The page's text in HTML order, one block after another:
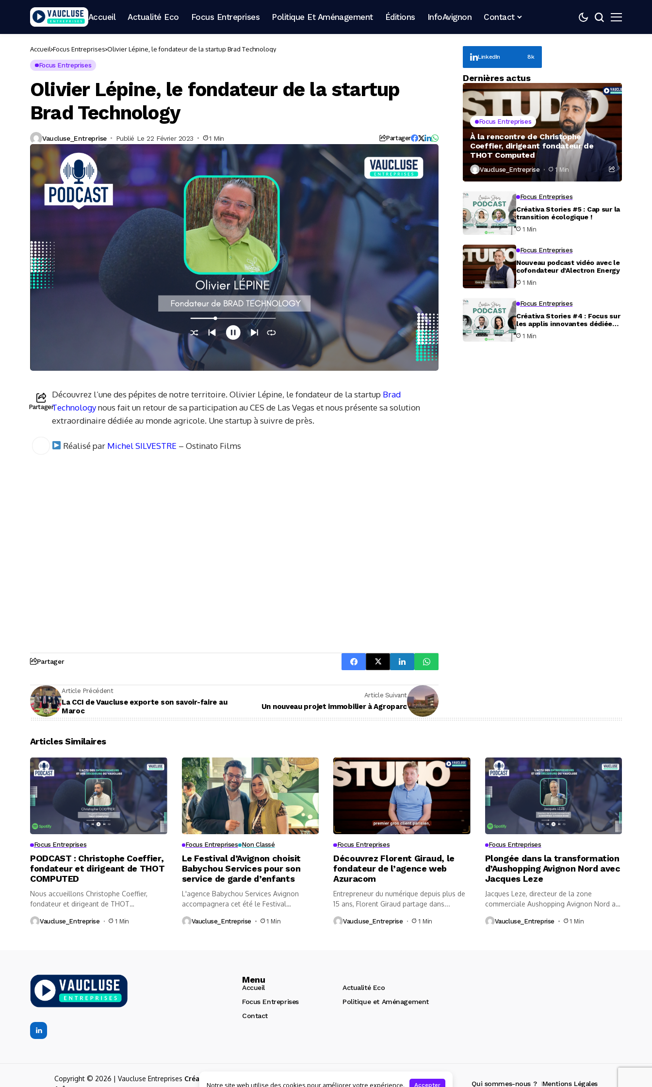
Accueil Actualité Eco Focus Entreprises Politique Et Aménagement Éditions InfoAvignon Contact
Accueil Focus Entreprises Olivier Lépine, le fondateur de la startup Brad Technology
Focus Entreprises
Olivier Lépine, le fondateur de la startup
Brad Technology
Vaucluse_Entreprise Publié Le 22 Février 2023 1 Min Partager
Partager
Découvrez l’une des pépites de notre territoire. Olivier Lépine, le fondateur de la startup Brad
Technologynous fait un retour de sa participation au CES de Las Vegas et nous présente sa solution
extraordinaire dédiée au monde agricole. Une startup à suivre de près.
Réalisé par Michel SILVESTRE – Ostinato Films
Partager
Article Précédent
La CCI de Vaucluse exporte son savoir-faire au
Maroc
Article Suivant
Un nouveau projet immobilier à Agroparc
LinkedIn 8k
Dernières actus
Focus Entreprises
À la rencontre de Christophe
Coeffier, dirigeant fondateur de
THOT Computed
Vaucluse_Entreprise 1 Min
Focus Entreprises
Créativa Stories #5 : Cap sur la
transition écologique !
1 Min
Focus Entreprises
Nouveau podcast vidéo avec le
cofondateur d’Alectron Energy
1 Min
Focus Entreprises
Créativa Stories #4 : Focus sur
les applis innovantes dédiées
au service aux particuliers
1 Min
Articles Similaires
Focus Entreprises
PODCAST : Christophe Coeffier,
fondateur et dirigeant de THOT
COMPUTED
Nous accueillons Christophe Coeffier,
fondateur et dirigeant de THOT
COMPUTED, implantée à...
Vaucluse_Entreprise 1 Min
Focus Entreprises Non Classé
Le Festival d’Avignon choisit
Babychou Services pour son
service de garde d’enfants
L'agence Babychou Services Avignon
accompagnera cet été le Festival
d'Avignon et la...
Vaucluse_Entreprise 1 Min
Focus Entreprises
Découvrez Florent Giraud, le
fondateur de l’agence web
Azuracom
Entrepreneur du numérique depuis plus de
15 ans, Florent Giraud partage dans...
Vaucluse_Entreprise 1 Min
Focus Entreprises
Plongée dans la transformation
d’Aushopping Avignon Nord avec
Jacques Leze
Jacques Leze, directeur de la zone
commerciale Aushopping Avignon Nord au
micro...
Vaucluse_Entreprise 1 Min
Menu
Accueil
Actualité Eco
Focus Entreprises
Politique et Aménagement
Contact
Copyright © 2026 | Vaucluse Entreprises Création de site internet Avignon :
Qui sommes-nous ? Mentions Légales
Notre site web utilise des cookies pour améliorer votre expérience. Accepter